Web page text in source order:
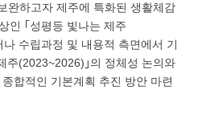
완하고자 제주에 특화된 생활체감
인 ｢성평등 빛나는 제주
수립과정 및 내용적 측면에서 기
주(2023~2026)｣의 정체성 논의와
합적인 기본계획 추진 방안 마련